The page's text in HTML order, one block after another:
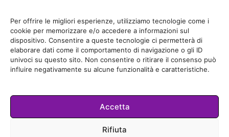
Per offrire le migliori esperienze, utilizziamo tecnologie come i
cookie per memorizzare e/o accedere a informazioni sul
dispositivo. Consentire a queste tecnologie ci permetterà di
elaborare dati come il comportamento di navigazione o gli ID
univoci su questo sito. Non consentire o ritirare il consenso può
influire negativamente su alcune funzionalità e caratteristiche.
Accetta
Rifiuta
Cookie Policy